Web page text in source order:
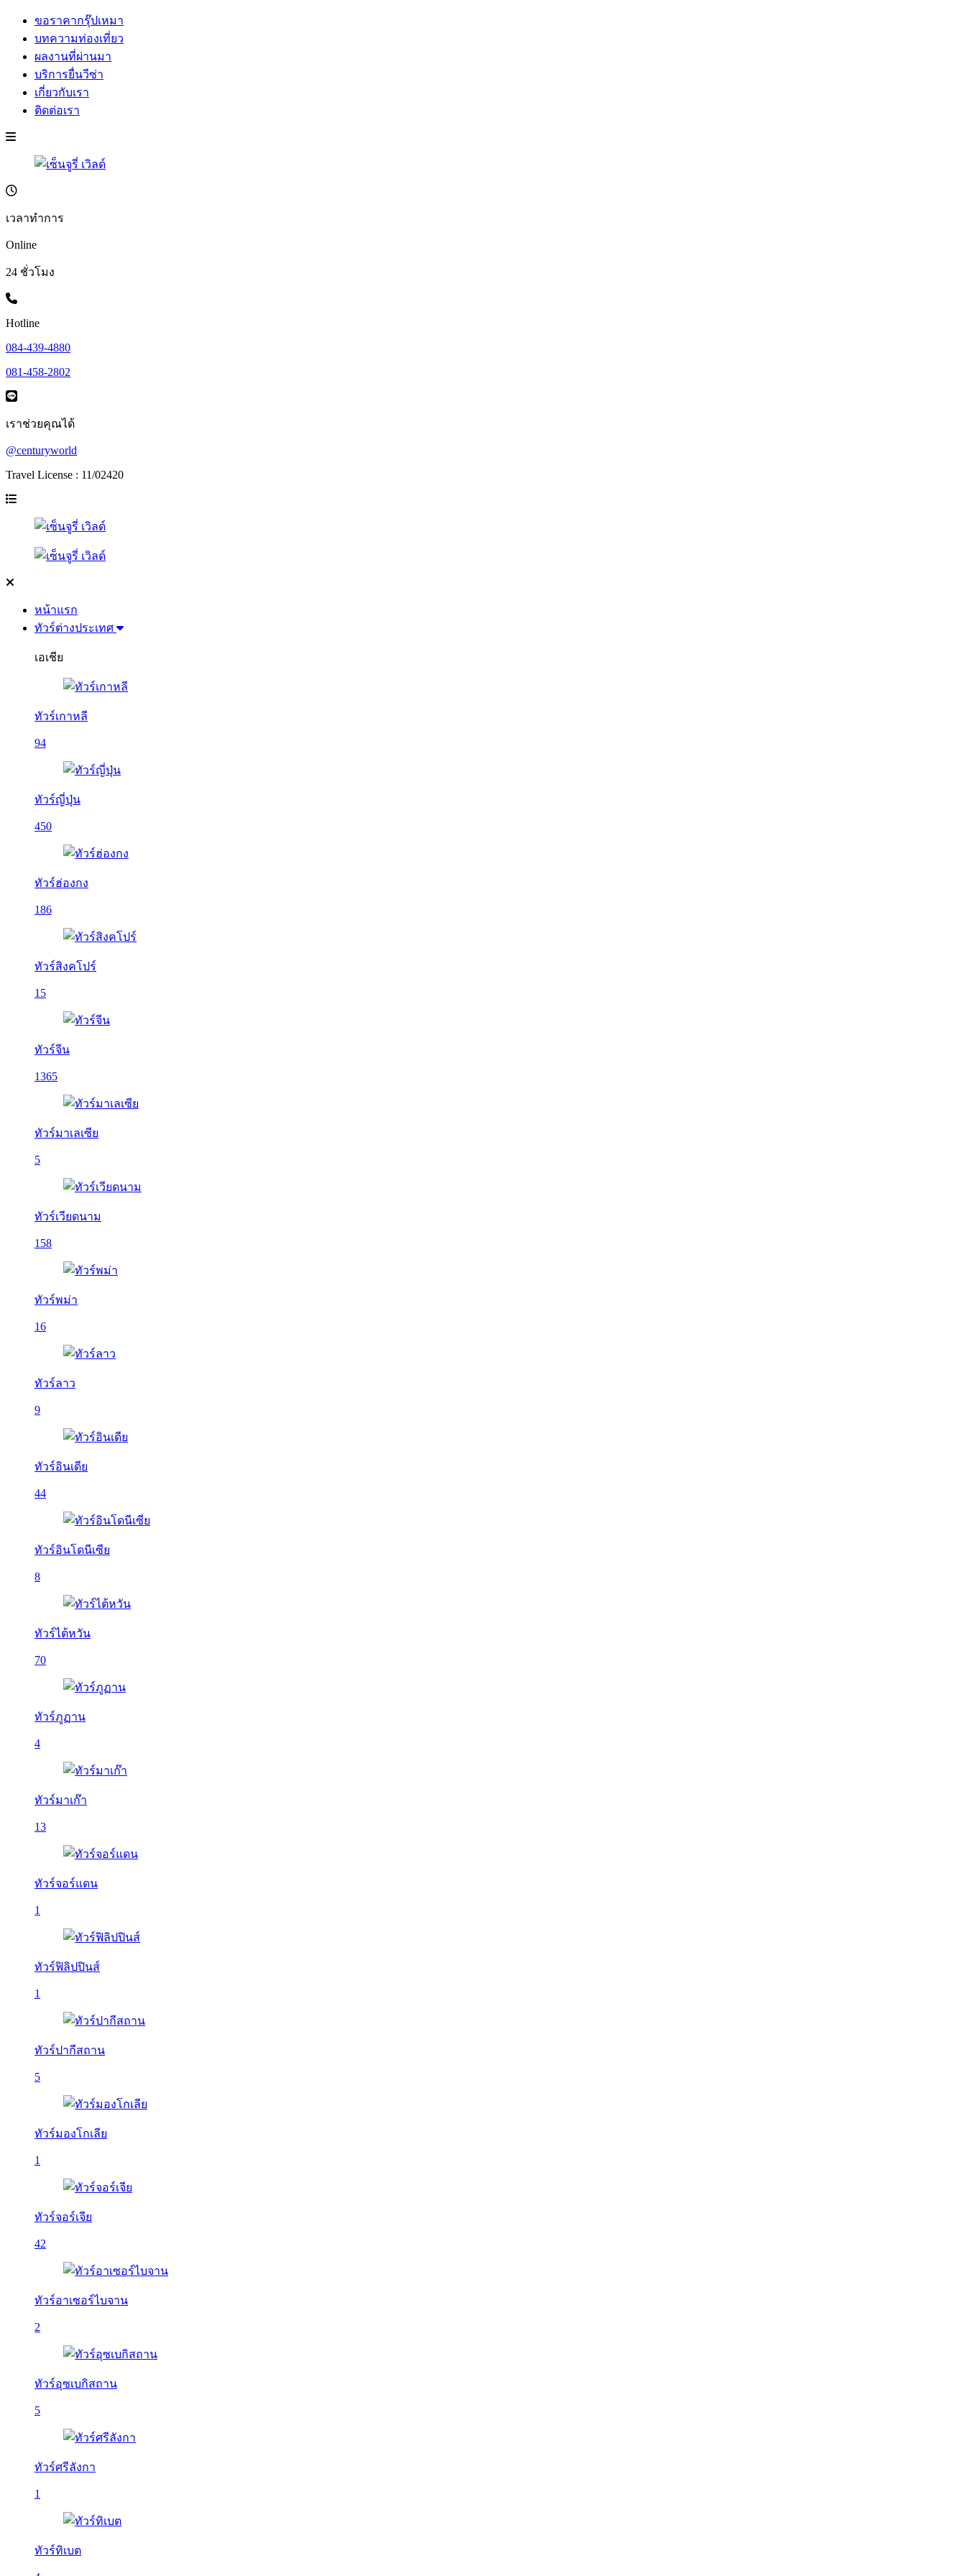
ขอราคากรุ๊ปเหมา
บทความท่องเที่ยว
ผลงานที่ผ่านมา
บริการยื่นวีซ่า
เกี่ยวกับเรา
ติดต่อเรา
เวลาทำการ
Online
24 ชั่วโมง
Hotline
084-439-4880
081-458-2802
เราช่วยคุณได้
@centuryworld
Travel License : 11/02420
หน้าแรก
ทัวร์ต่างประเทศ
เอเชีย
ทัวร์เกาหลี
94
ทัวร์ญี่ปุ่น
450
ทัวร์ฮ่องกง
186
ทัวร์สิงคโปร์
15
ทัวร์จีน
1365
ทัวร์มาเลเซีย
5
ทัวร์เวียดนาม
158
ทัวร์พม่า
16
ทัวร์ลาว
9
ทัวร์อินเดีย
44
ทัวร์อินโดนีเซีย
8
ทัวร์ไต้หวัน
70
ทัวร์ภูฏาน
4
ทัวร์มาเก๊า
13
ทัวร์จอร์แดน
1
ทัวร์ฟิลิปปินส์
1
ทัวร์ปากีสถาน
5
ทัวร์มองโกเลีย
1
ทัวร์จอร์เจีย
42
ทัวร์อาเซอร์ไบจาน
2
ทัวร์อุซเบกิสถาน
5
ทัวร์ศรีลังกา
1
ทัวร์ทิเบต